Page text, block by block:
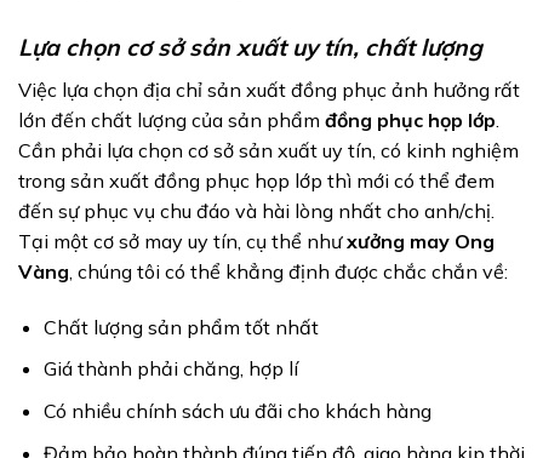
Lựa chọn cơ sở sản xuất uy tín, chất lượng
Việc lựa chọn địa chỉ sản xuất đồng phục ảnh hưởng rất
lớn đến chất lượng của sản phẩm đồng phục họp lớp.
Cần phải lựa chọn cơ sở sản xuất uy tín, có kinh nghiệm
trong sản xuất đồng phục họp lớp thì mới có thể đem
đến sự phục vụ chu đáo và hài lòng nhất cho anh/chị.
Tại một cơ sở may uy tín, cụ thể nhưxưởng may Ong
Vàng, chúng tôi có thể khẳng định được chắc chắn về:
Chất lượng sản phẩm tốt nhất
Giá thành phải chăng, hợp lí
Có nhiều chính sách ưu đãi cho khách hàng
Đảm bảo hoàn thành đúng tiến độ, giao hàng kịp thời